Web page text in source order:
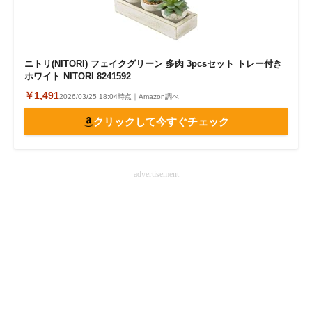
ITエンジニア向け専門サイト
ニトリ(NITORI) フェイクグリーン 多肉 3pcsセット トレー付き
ホワイト NITORI 8241592
￥1,4912026/03/25 18:04時点｜Amazon調べ
クリックして今すぐチェック
advertisement